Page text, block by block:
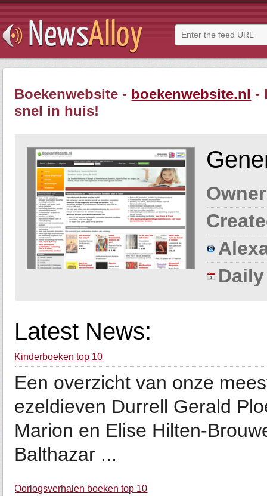
Boekenwebsite - boekenwebsite.nl -
snel in huis!
Latest News:
Kinderboeken top 10
Een overzicht van onze
ezeldieven Durrell Gerald
Marion en Elise Hilten-
Balthazar ...
Oorlogsverhalen boeken top 10